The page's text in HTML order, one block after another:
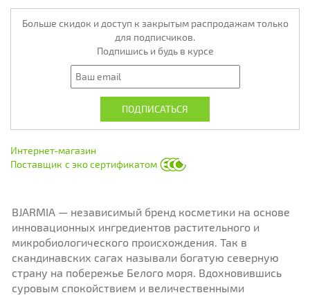
Больше скидок и доступ к закрытым распродажам только
для подписчиков.
Подпишись и будь в курсе
Интернет-магазин
Поставщик с эко сертификатом
BJARMIA — независимый бренд косметики на основе
инновационных ингредиентов растительного и
микробиологического происхождения. Так в
скандинавских сагах называли богатую северную
страну на побережье Белого моря. Вдохновившись
суровым спокойствием и величественными